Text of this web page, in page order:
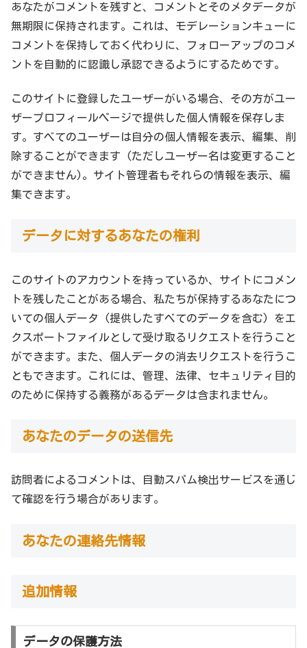
あなたがコメントを残すと、コメントとそのメタデータが
無期限に保持されます。これは、モデレーションキューに
コメントを保持しておく代わりに、フォローアップのコメ
ントを自動的に認識し承認できるようにするためです。
このサイトに登録したユーザーがいる場合、その方がユー
ザープロフィールページで提供した個人情報を保存しま
す。すべてのユーザーは自分の個人情報を表示、編集、削
除することができます (ただしユーザー名は変更すること
ができません)。サイト管理者もそれらの情報を表示、編
集できます。
データに対するあなたの権利
このサイトのアカウントを持っているか、サイトにコメン
トを残したことがある場合、私たちが保持するあなたにつ
いての個人データ (提供したすべてのデータを含む) をエ
クスポートファイルとして受け取るリクエストを行うこと
ができます。また、個人データの消去リクエストを行うこ
ともできます。これには、管理、法律、セキュリティ目的
のために保持する義務があるデータは含まれません。
あなたのデータの送信先
訪問者によるコメントは、自動スパム検出サービスを通じ
て確認を行う場合があります。
あなたの連絡先情報
追加情報
データの保護方法